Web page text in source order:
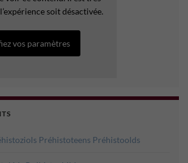
soit désactivée.
vos paramètres
Préhistoteens Préhistoolds